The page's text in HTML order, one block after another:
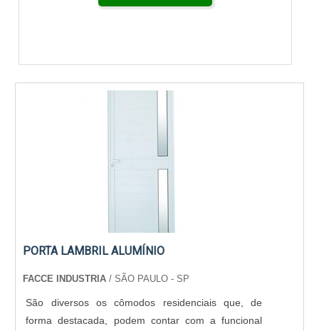
PORTA LAMBRIL ALUMÍNIO
FACCE INDUSTRIA/ SÃO PAULO - SP
São diversos os cômodos residenciais que, de
forma destacada, podem contar com a funcional